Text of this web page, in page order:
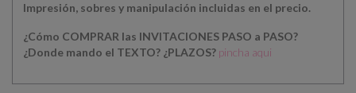
Impresión, sobres y manipulación incluidas en el precio.
¿Cómo COMPRAR las INVITACIONES PASO a PASO?
¿Donde mando el TEXTO? ¿PLAZOS? pincha aqui